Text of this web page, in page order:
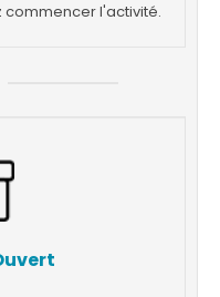
commencer l'activité.